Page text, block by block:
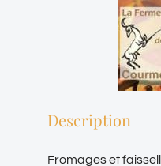
Description
Fromages et